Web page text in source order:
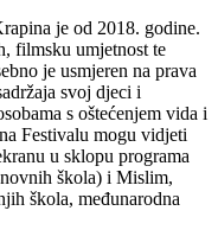
je od 2018. godine.
filmsku umjetnost te
je usmjeren na prava
svoj djeci i
s oštećenjem vida i
Festivalu mogu vidjeti
u sklopu programa
škola) i Mislim,
škola, međunarodna